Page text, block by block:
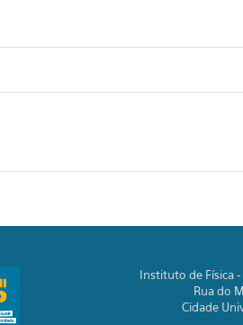
Instituto de Física
Rua do
Cidade